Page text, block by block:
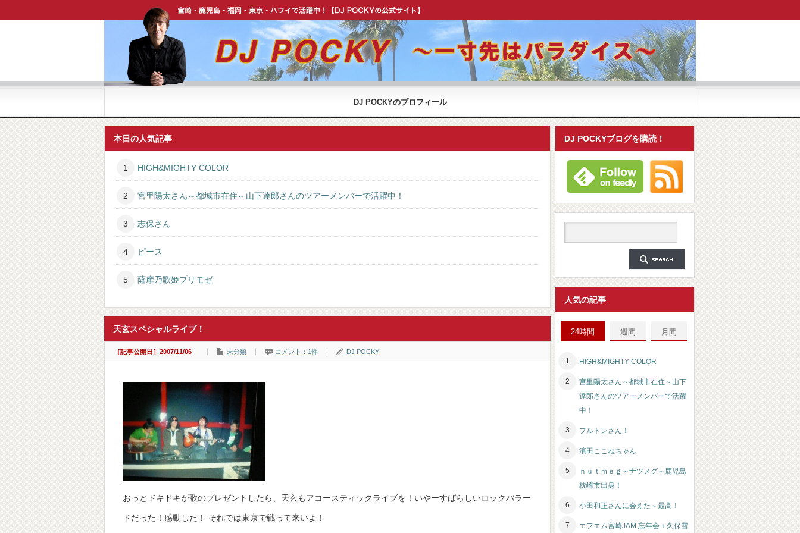
宮崎・鹿児島・福岡・東京・ハワイで活躍中【DJ POCKY 公式 ウェブサイト】
DJ POCKYのプロフィール
本日の人気記事
HIGH&MIGHTY COLOR
宮里陽太さん～都城市在住～山下達郎さんのツアーメンバーで活躍中！
志保さん
ピース
薩摩乃歌姫プリモゼ
天玄スペシャルライブ！
［記事公開日］2007/11/06 未分類 コメント：1件 DJ POCKY
おっとドキドキが歌のプレゼントしたら、天玄もアコースティックライブを！いやーすばらしいロックバラー
ドだった！感動した！ それでは東京で戦って来いよ！
DJ POCKYブログを購読！
人気の記事
24時間 週間 月間
HIGH&MIGHTY COLOR
宮里陽太さん～都城市在住～山下
達郎さんのツアーメンバーで活躍
中！
フルトンさん！
濱田ここねちゃん
ｎｕｔｍｅｇ～ナツメグ～鹿児島
枕崎市出身！
小田和正さんに会えた～最高！
エフエム宮崎JAM 忘年会＋久保雪